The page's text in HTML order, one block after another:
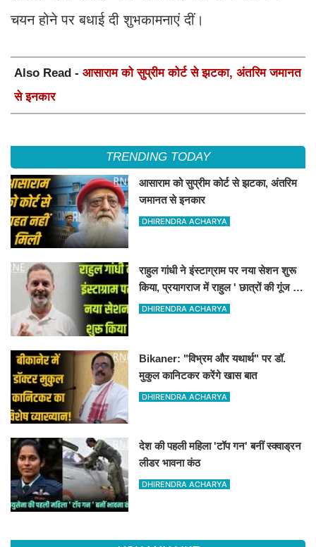
चयन होने पर बधाई दी शुभकामनाएं दीं।
Also Read - आसाराम को सुप्रीम कोर्ट से झटका, अंतरिम जमानत
से इनकार
TRENDING TODAY
आसाराम को सुप्रीम कोर्ट से झटका, अंतरिम
जमानत से इनकार
DHIRENDRA ACHARYA
राहुल गांधी ने इंस्टाग्राम पर नया सेशन शुरू
किया, प्रयागराज में राहुल ' छात्रों की गूंज '
कार्यक्रम पर अडिग हुए
DHIRENDRA ACHARYA
Bikaner: "विभ्रम और यथार्थ" पर डॉ.
मुकुल कानिटकर करेंगे खास बात
DHIRENDRA ACHARYA
देश की पहली महिला 'टॉप गन' बनीं स्क्वाड्रन
लीडर भावना कंठ
DHIRENDRA ACHARYA